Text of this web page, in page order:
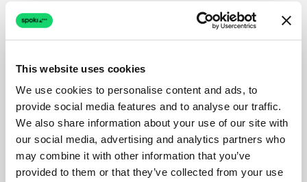
This website uses cookies
We use cookies to personalise content and ads, to
provide social media features and to analyse our traffic.
We also share information about your use of our site with
our social media, advertising and analytics partners who
may combine it with other information that you’ve
provided to them or that they’ve collected from your use